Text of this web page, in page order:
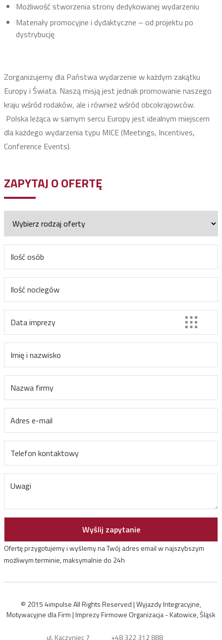
Możliwość stworzenia strony dedykowanej wydarzeniu
Materiały promocyjne i dydaktyczne – od projektu po
dystrybucję
Zorganizujemy dla Państwa wydarzenie w każdym zakątku
Europy i Świata. Naszą misją jest jednak promowanie naszego
kraju wśród rodaków, ale i również wśród obcokrajowców.
Polska leżąca w samym sercu Europy jest idealnym miejscem
dla każdego wydarzenia typu MICE (Meetings, Incentives,
Conference Events).
ZAPYTAJ O OFERTĘ
Ofertę przygotujemy i wyślemy na Twój adres email w najszybszym
możliwym terminie, maksymalnie do 24h
© 2015 4impulse All Rights Reserved | Wyjazdy Integracyjne,
Motywacyjne dla Firm | Imprezy Firmowe Organizacja - Katowice, Śląsk
ul. Kaczyniec 7 +48 322 312 888